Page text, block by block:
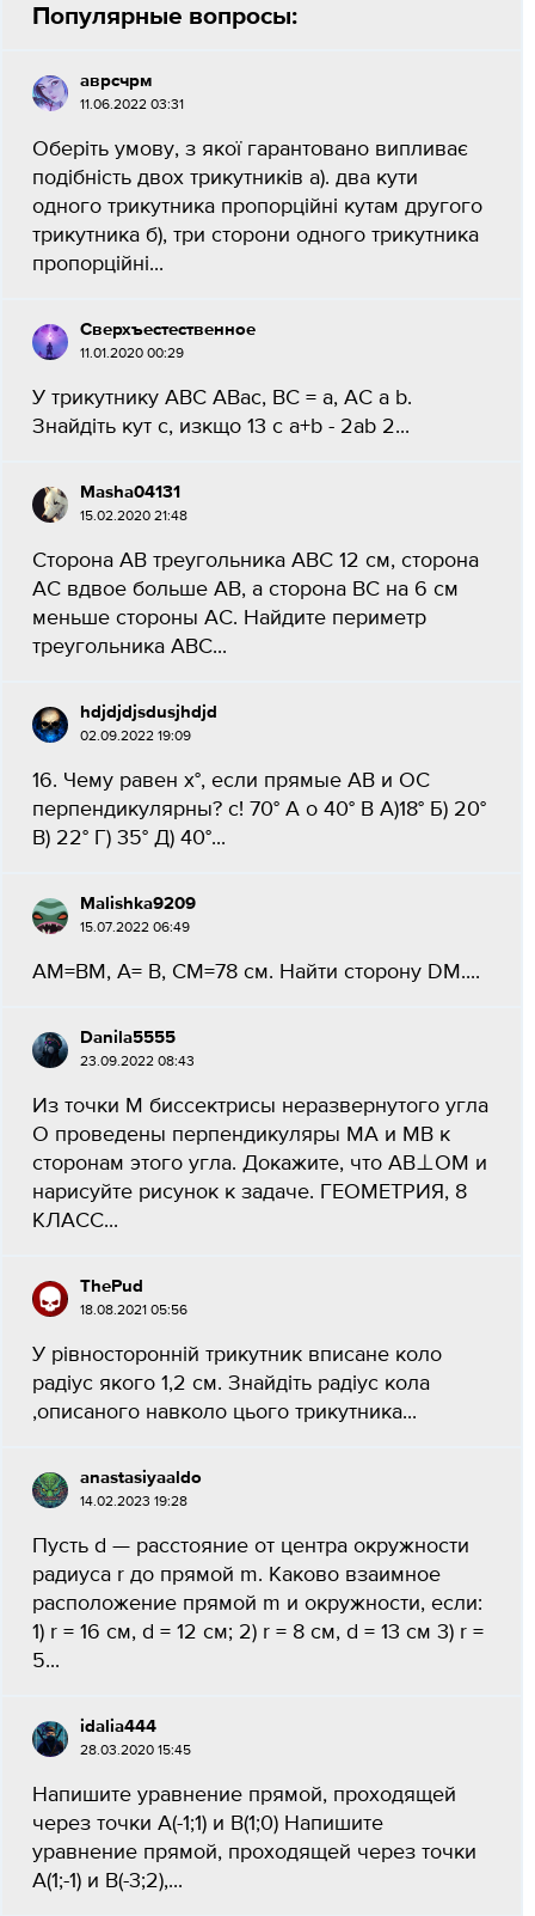
Популярные вопросы:
аврсчрм
11.06.2022 03:31
Оберіть умову, з якої гарантовано випливає
подібність двох трикутників а). два кути
одного трикутника пропорційні кутам другого
трикутника б), три сторони одного трикутника
пропорційні...
Cверхъестественное
11.01.2020 00:29
У трикутнику ABC АВас, ВС = a, AC a b.
Знайдіть кут с, изкщо 13 с a+b - 2ab 2...
Masha04131
15.02.2020 21:48
Сторона АВ треугольника АВС 12 см, сторона
АС вдвое больше АВ, а сторона ВС на 6 см
меньше стороны АС. Найдите периметр
треугольника АВС...
hdjdjdjsdusjhdjd
02.09.2022 19:09
16. Чему равен х°, если прямые AB и ОС
перпендикулярны? с! 70° А о 40° B А)18° Б) 20°
B) 22° Г) 35° Д) 40°...
Malishka9209
15.07.2022 06:49
АМ=ВМ, А= В, СМ=78 см. Найти сторону DM....
Danila5555
23.09.2022 08:43
Из точки М биссектрисы неразвернутого угла
О проведены перпендикуляры МА и MB к
сторонам этого угла. Докажите, что AB⊥OM и
нарисуйте рисунок к задаче. ГЕОМЕТРИЯ, 8
КЛАСС...
ThePud
18.08.2021 05:56
У рівносторонній трикутник вписане коло
радіус якого 1,2 см. Знайдіть радіус кола
,описаного навколо цього трикутника​...
anastasiyaaldo
14.02.2023 19:28
Пусть d — расстояние от центра окружности
радиуса r до прямой m. Каково взаимное
расположение прямой m и окружности, если:
1) r = 16 см, d = 12 см; 2) r = 8 см, d = 13 см 3) r =
5...
idalia444
28.03.2020 15:45
Напишите уравнение прямой, проходящей
через точки А(-1;1) и В(1;0) Напишите
уравнение прямой, проходящей через точки
А(1;-1) и В(-3;2),...